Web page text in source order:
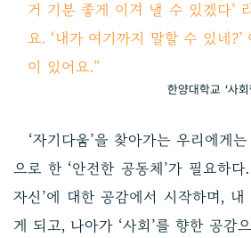
거 기분 좋게 이겨 낼 수 있겠다’
요. ‘내가 여기까지 말할 수 있네
이 있어요.”
한양대학교 ‘사
‘자기다움’을 찾아가는 우리에게는
으로 한 ‘안전한 공동체’가 필요하다
자신’에 대한 공감에서 시작하며, 내
게 되고, 나아가 ‘사회’를 향한 공감